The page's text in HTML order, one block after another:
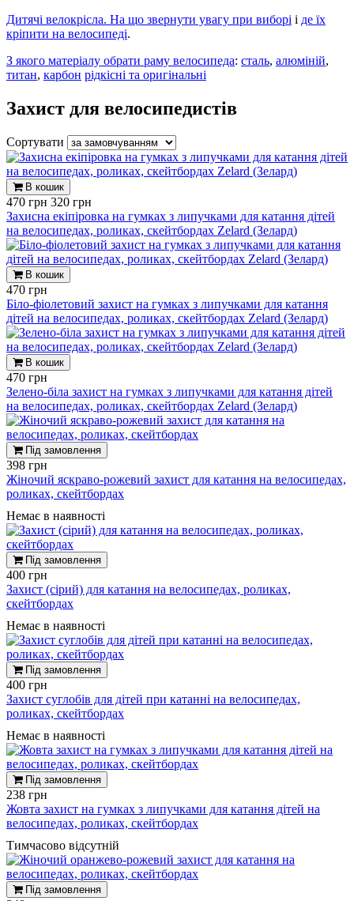
Дитячі велокрісла. На що звернути увагу при виборі і де їх
кріпити на велосипеді.
З якого матеріалу обрати раму велосипеда: сталь, алюміній,
титан, карбон рідкісні та оригінальні
Захист для велосипедистів
Сортувати
В кошик
470 грн 320 грн
Захисна екіпіровка на гумках з липучками для катання дітей
на велосипедах, роликах, скейтбордах Zelard (Зелард)
В кошик
470 грн
Біло-фіолетовий захист на гумках з липучками для катання
дітей на велосипедах, роликах, скейтбордах Zelard (Зелард)
В кошик
470 грн
Зелено-біла захист на гумках з липучками для катання дітей
на велосипедах, роликах, скейтбордах Zelard (Зелард)
Під замовлення
398 грн
Жіночий яскраво-рожевий захист для катання на велосипедах,
роликах, скейтбордах
Немає в наявності
Під замовлення
400 грн
Захист (сірий) для катання на велосипедах, роликах,
скейтбордах
Немає в наявності
Під замовлення
400 грн
Захист суглобів для дітей при катанні на велосипедах,
роликах, скейтбордах
Немає в наявності
Під замовлення
238 грн
Жовта захист на гумках з липучками для катання дітей на
велосипедах, роликах, скейтбордах
Тимчасово відсутній
Під замовлення